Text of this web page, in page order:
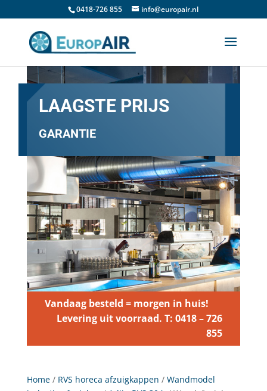
0418-726 855 info@europair.nl
LAAGSTE PRIJS
GARANTIE
Vandaag besteld = morgen in huis!
Levering uit voorraad. T: 0418 – 726
855
Home/ RVS horeca afzuigkappen / Wandmodel